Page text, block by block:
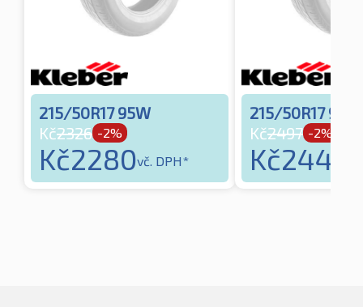
215/50R17 95W
Kč2326 -2%
Kč2280vč. DPH*
215/50R17 91W
Kč2497 -2%
Kč2448